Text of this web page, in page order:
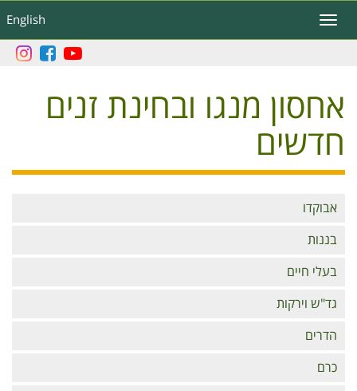
לתוכן
העיקרי
English
Toggle
navigation
אחסון מנגו ובחינת זנים
חדשים
Branches
אבוקדו
בננות
בעלי חיים
גד"ש וירקות
הדרים
כרם